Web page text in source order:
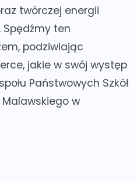
twórczej energii
Spędźmy ten
podziwiając
jakie w swój występ
Państwowych Szkół
w